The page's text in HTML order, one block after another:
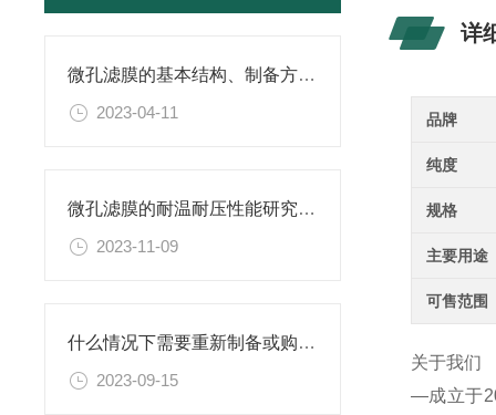
微孔滤膜的基本结构、制备方法、性能特点以及应用领域
2023-04-11
微孔滤膜的耐温耐压性能研究及其应用
2023-11-09
什么情况下需要重新制备或购置新的乙二胺四乙酸二钠滴定溶液标准物质？
2023-09-15
详
品牌
纯度
规格
主要用途
可售范围
关于我们
—成立于